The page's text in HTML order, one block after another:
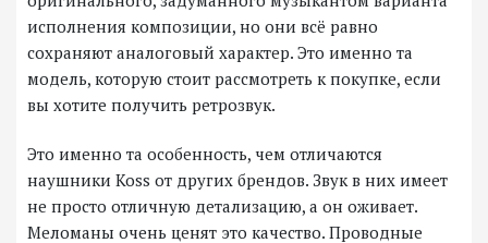
исполнения композиции, но они всё равно
сохраняют аналоговый характер. Это именно та
модель, которую стоит рассмотреть к покупке, если
вы хотите получить ретрозвук.
Это именно та особенность, чем отличаются
наушники Koss от других брендов. Звук в них имеет
не просто отличную детализацию, а он оживает.
Меломаны очень ценят это качество. Проводные